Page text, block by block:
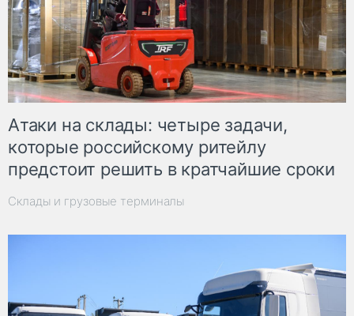
Атаки на склады: четыре задачи,
которые российскому ритейлу
предстоит решить в кратчайшие сроки
Склады и грузовые терминалы